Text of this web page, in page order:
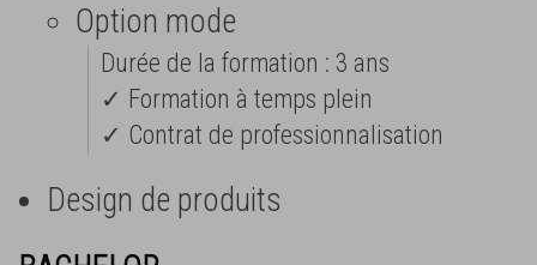
Option mode
Durée de la formation : 3 ans
✓ Formation à temps plein
✓ Contrat de professionnalisation
Design de produits